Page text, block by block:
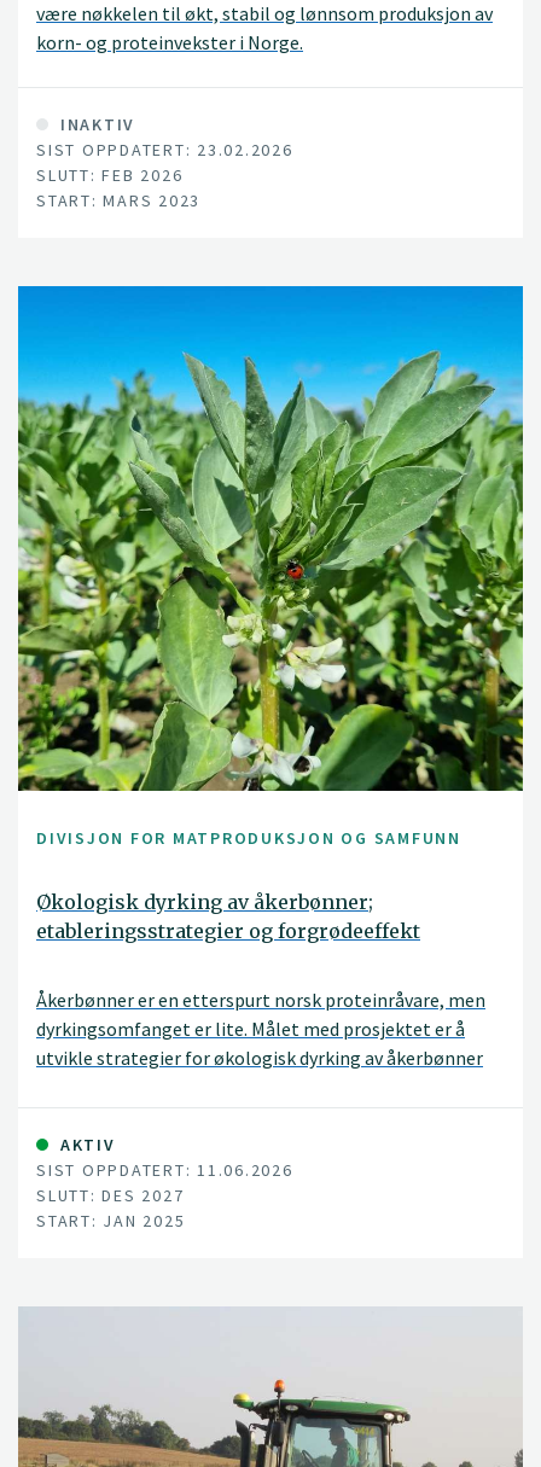
være nøkkelen til økt, stabil og lønnsom produksjon av
korn- og proteinvekster i Norge.
INAKTIV
SIST OPPDATERT: 23.02.2026
SLUTT: FEB 2026
START: MARS 2023
DIVISJON FOR MATPRODUKSJON OG SAMFUNN
Økologisk dyrking av åkerbønner;
etableringsstrategier og forgrødeeffekt
Åkerbønner er en etterspurt norsk proteinråvare, men
dyrkingsomfanget er lite. Målet med prosjektet er å
utvikle strategier for økologisk dyrking av åkerbønner
AKTIV
SIST OPPDATERT: 11.06.2026
SLUTT: DES 2027
START: JAN 2025